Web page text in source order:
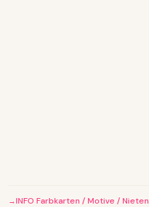
INFO Farbkarten / Motive / Nieten